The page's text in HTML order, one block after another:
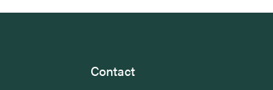
Contact